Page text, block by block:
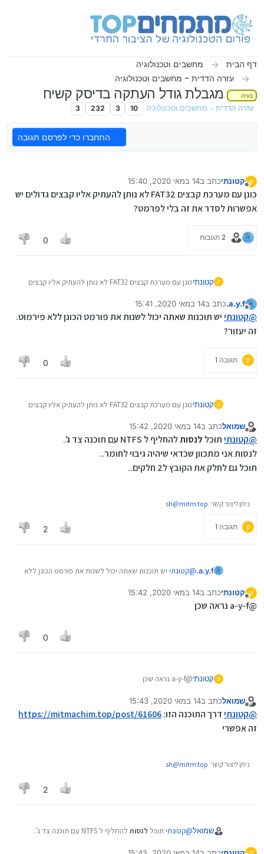
דף הבית
מחשבים וטכנולוגיה
עזרה הדדית - מחשבים וטכנולוגיה
בעיה מגבלת גודל העתקה בדיסק קשיח
עזרה הדדית - מחשבים וטכנולוגיה 10
3
232
3
התחברו כדי לפרסם תגובה
ק קטונתיכתב ב14 במאי 2020, 15:40
נערך לאחרונה על ידי שמואל
כונן עם מערכת קבצים FAT32 לא נותן להעתיק אליו קבצים גדולים יש
אפשרות לסדר את זה בלי לפרמט?
2 תגובות 0
ק קטונתי
כונן עם מערכת קבצים FAT32 לא נותן להעתיק אליו קבצים
מנותק
a.y.f. כתב ב14 במאי 2020, 15:41
נערך לאחרונה על ידי
@קטונתייש תוכנות שאתה יכול לשנות את פורמט הכונן ללא פירמוט.
זה יעזור?
ק תגובה 1 0
ק קטונתי
כונן עם מערכת קבצים FAT32 לא נותן להעתיק אליו קבצים
מנותק
שמואלכתב ב14 במאי 2020, 15:42
נערך לאחרונה על ידי
@קטונתיתוכל לנסותלהחליף ל NTFS עם תוכנה צד ג'.
לנסות אני מתכוון שכדאי שיהיה גיבוי לחומר..
תוכל גם לחלק את הקובץ ל2 חלקים..
ניתן ליצור קשר: sh@mitm.top
ק תגובה 1 2
a.y.f.
@קטונתי יש תוכנות שאתה יכול לשנות את פורמט הכונן ללא
זה יעזור?
ק
מנותק
קטונתיכתב ב14 במאי 2020, 15:42
נערך לאחרונה על ידי
@a-y-f נראה שכן
0
ק קטונתי@a-y-f נראה שכן
מנותק
שמואלכתב ב14 במאי 2020, 15:43
נערך לאחרונה על ידי
@קטונתידרך התוכנה הזו:https://mitmachim.top/post/61606
זה אפשרי
ניתן ליצור קשר: sh@mitm.top
2
שמואל@קטונתי תוכל לנסות להחליף ל NTFS עם תוכנה צד ג'.